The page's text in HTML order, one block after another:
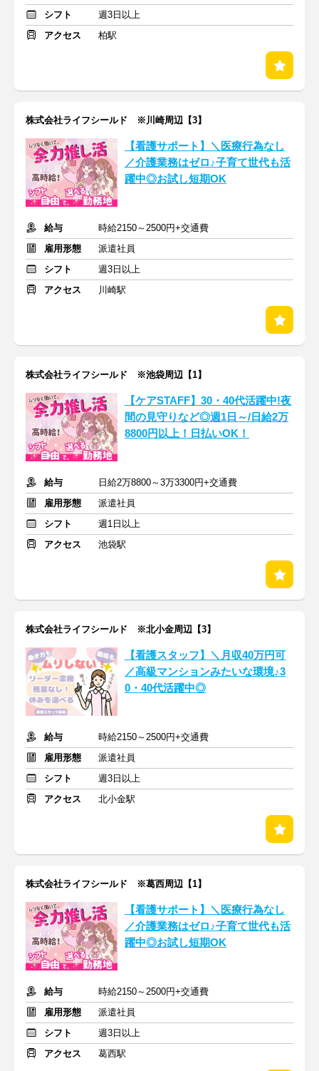
シフト
週3日以上
アクセス
柏駅
株式会社ライフシールド ※川崎周辺【3】
【看護サポート】＼医療行為なし
／介護業務はゼロ♪子育て世代も活
躍中◎お試し短期OK
給与
時給2150～2500円+交通費
雇用形態
派遣社員
シフト
週3日以上
アクセス
川崎駅
株式会社ライフシールド ※池袋周辺【1】
【ケアSTAFF】30・40代活躍中!夜
間の見守りなど◎週1日～/日給2万
8800円以上！日払いOK！
給与
日給2万8800～3万3300円+交通費
雇用形態
派遣社員
シフト
週1日以上
アクセス
池袋駅
株式会社ライフシールド ※北小金周辺【3】
【看護スタッフ】＼月収40万円可
／高級マンションみたいな環境♪3
0・40代活躍中◎
給与
時給2150～2500円+交通費
雇用形態
派遣社員
シフト
週3日以上
アクセス
北小金駅
株式会社ライフシールド ※葛西周辺【1】
【看護サポート】＼医療行為なし
／介護業務はゼロ♪子育て世代も活
躍中◎お試し短期OK
給与
時給2150～2500円+交通費
雇用形態
派遣社員
シフト
週3日以上
アクセス
葛西駅